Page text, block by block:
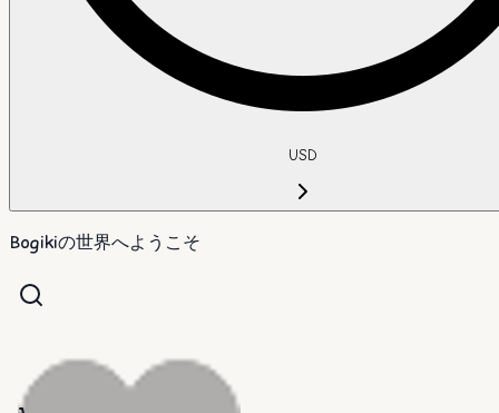
USD
Bogikiの世界へようこそ